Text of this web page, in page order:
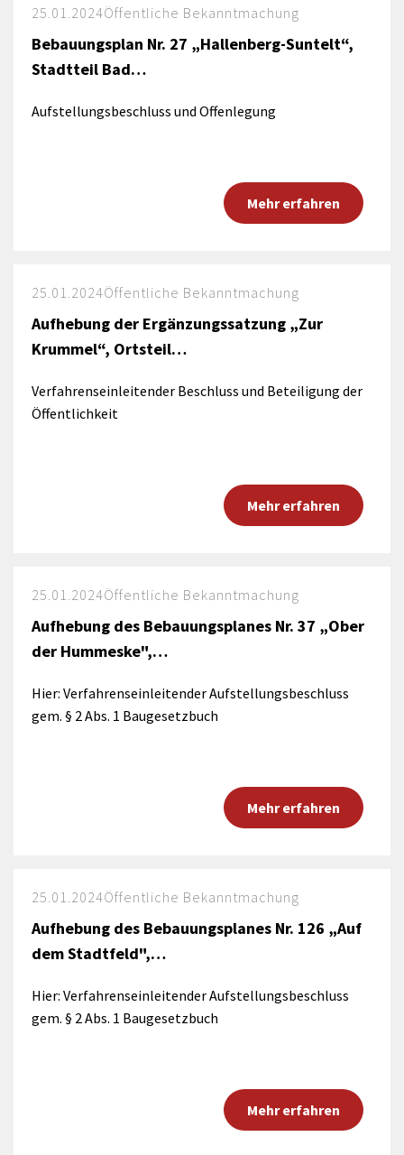
25.01.2024Öffentliche Bekanntmachung
Bebauungsplan Nr. 27 „Hallenberg-Suntelt“,
Stadtteil Bad…
Aufstellungsbeschluss und Offenlegung
Mehr erfahren
25.01.2024Öffentliche Bekanntmachung
Aufhebung der Ergänzungssatzung „Zur
Krummel“, Ortsteil…
Verfahrenseinleitender Beschluss und Beteiligung der
Öffentlichkeit
Mehr erfahren
25.01.2024Öffentliche Bekanntmachung
Aufhebung des Bebauungsplanes Nr. 37 „Ober
der Hummeske",…
Hier: Verfahrenseinleitender Aufstellungsbeschluss
gem. § 2 Abs. 1 Baugesetzbuch
Mehr erfahren
25.01.2024Öffentliche Bekanntmachung
Aufhebung des Bebauungsplanes Nr. 126 „Auf
dem Stadtfeld",…
Hier: Verfahrenseinleitender Aufstellungsbeschluss
gem. § 2 Abs. 1 Baugesetzbuch
Mehr erfahren